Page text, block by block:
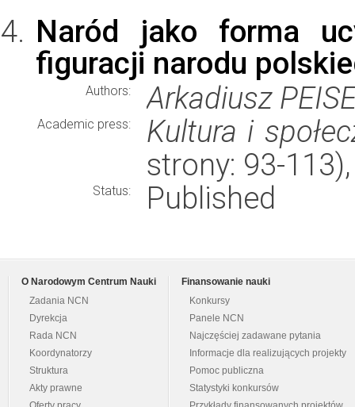
Naród jako forma
figuracji narodu
Authors: Arkadiusz
Academic press:
Kultura i
strony: 93-
Status: Published
O Narodowym Centrum Nauki
Zadania NCN
Dyrekcja
Rada NCN
Koordynatorzy
Struktura
Akty prawne
Finansowanie nauki
Konkursy
Panele NCN
Najczęściej zadawane pytania
Informacje dla realizujących projekty
Pomoc publiczna
Statystyki konkursów